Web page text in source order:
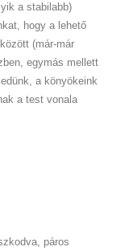
a stabilabb)
hogy a lehető
(már-már
egymás mellett
a könyökeink
a test vonala
páros